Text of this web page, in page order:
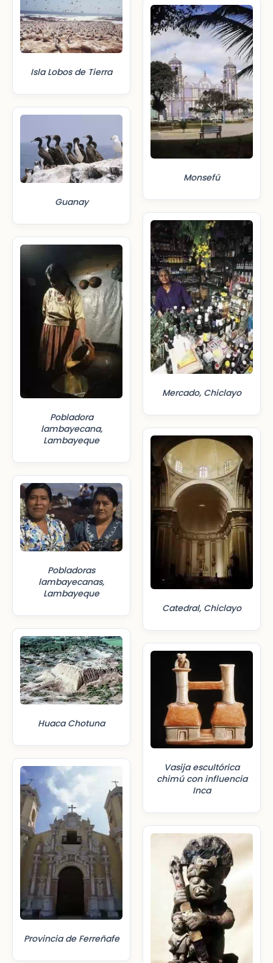
Isla Lobos de Tierra
Guanay
Pobladora
lambayecana,
Lambayeque
Pobladoras
lambayecanas,
Lambayeque
Huaca Chotuna
Provincia de Ferreñafe
Monsefú
Mercado, Chiclayo
Catedral, Chiclayo
Vasija escultórica
chimú con influencia
Inca